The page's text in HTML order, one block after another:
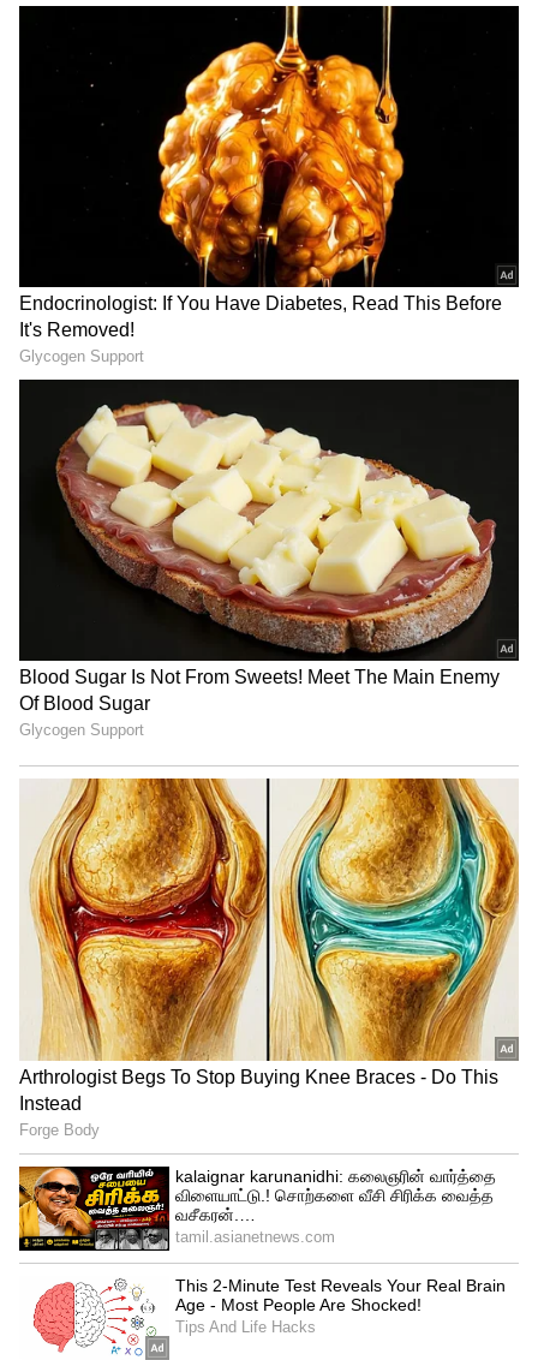
அரசு பள்ளிகளை மேம்படுத்த நடிகர்கள்
உதவ வேண்டும் - முதல்வர்
வேண்டுகோள்
அண்ணாமலையின் வாட்ச் , சட்டை, பேண்ட்,
ஷூ குறித்த கேள்விகள் தேவையற்றது.
மக்களுக்கு ஆயிரம் பிரச்சினைகள் உள்ளன.
திமுக எட்டு வழி சாலை அமைப்பதில்,
விமான நிலையம் அமைப்பதில் என்ன
பேசுகின்றனர். திமுக இரட்டை வேடம்
போட்டுள்ளது. அன்னூர் விவகாரத்தில்
விவசாயிகளுடன் அமைச்சர்கள் உட்கார்ந்து
பேச வேண்டும்.
வெற்றி கழகம்' பஸ்! யார் பாத்த
வேலைடா இது?